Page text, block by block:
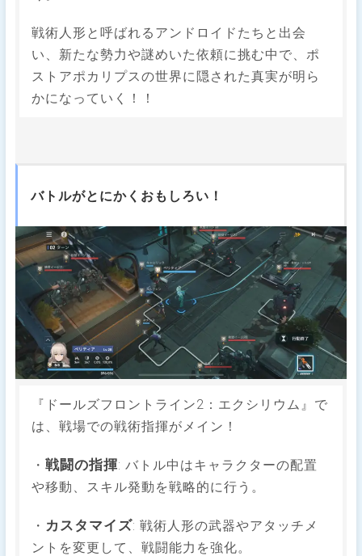
戦術人形と呼ばれるアンドロイドたちと出会
い、新たな勢力や謎めいた依頼に挑む中で、ポ
ストアポカリプスの世界に隠された真実が明ら
かになっていく！！
バトルがとにかくおもしろい！
『ドールズフロントライン2：エクシリウム』で
は、戦場での戦術指揮がメイン！
・戦闘の指揮: バトル中はキャラクターの配置
や移動、スキル発動を戦略的に行う。
・ カスタマイズ: 戦術人形の武器やアタッチメ
ントを変更して、戦闘能力を強化。